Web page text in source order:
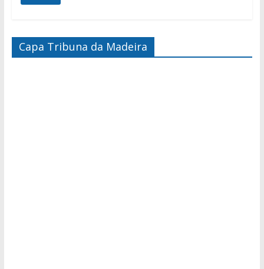
Capa Tribuna da Madeira